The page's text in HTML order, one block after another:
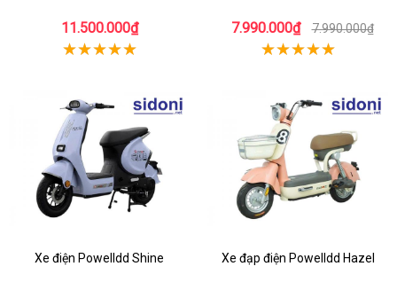
11.500.000₫ 7.990.000₫ 7.990.000₫
Xe điện Powelldd Shine Xe đạp điện Powelldd Hazel